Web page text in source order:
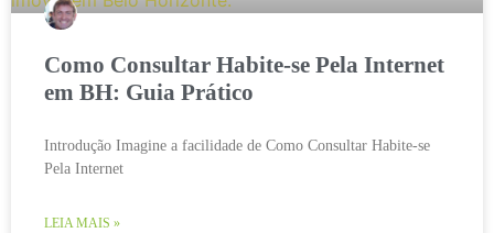
Como Consultar Habite-se Pela Internet
em BH: Guia Prático
Introdução Imagine a facilidade de Como Consultar Habite-se
Pela Internet
LEIA MAIS »